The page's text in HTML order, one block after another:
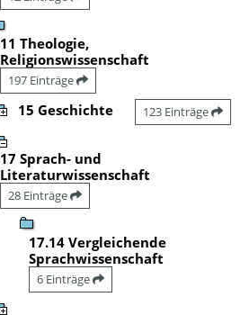
11 Theologie,
Religionswissenschaft
197 Einträge
15 Geschichte 123 Einträge
17 Sprach- und
Literaturwissenschaft
28 Einträge
17.14 Vergleichende
Sprachwissenschaft
6 Einträge